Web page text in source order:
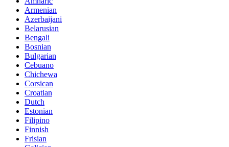
Armenian
Azerbaijani
Belarusian
Bengali
Bosnian
Bulgarian
Cebuano
Chichewa
Corsican
Croatian
Dutch
Estonian
Filipino
Finnish
Frisian